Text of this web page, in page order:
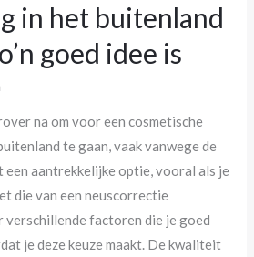
in het buitenland
goed idee is
na om voor een cosmetische
te gaan, vaak vanwege de
aantrekkelijke optie, vooral als je
die van een neuscorrectie
verschillende factoren die je goed
je deze keuze maakt. De kwaliteit